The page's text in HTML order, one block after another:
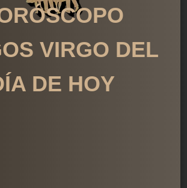
VIRGO DEL
DE HOY